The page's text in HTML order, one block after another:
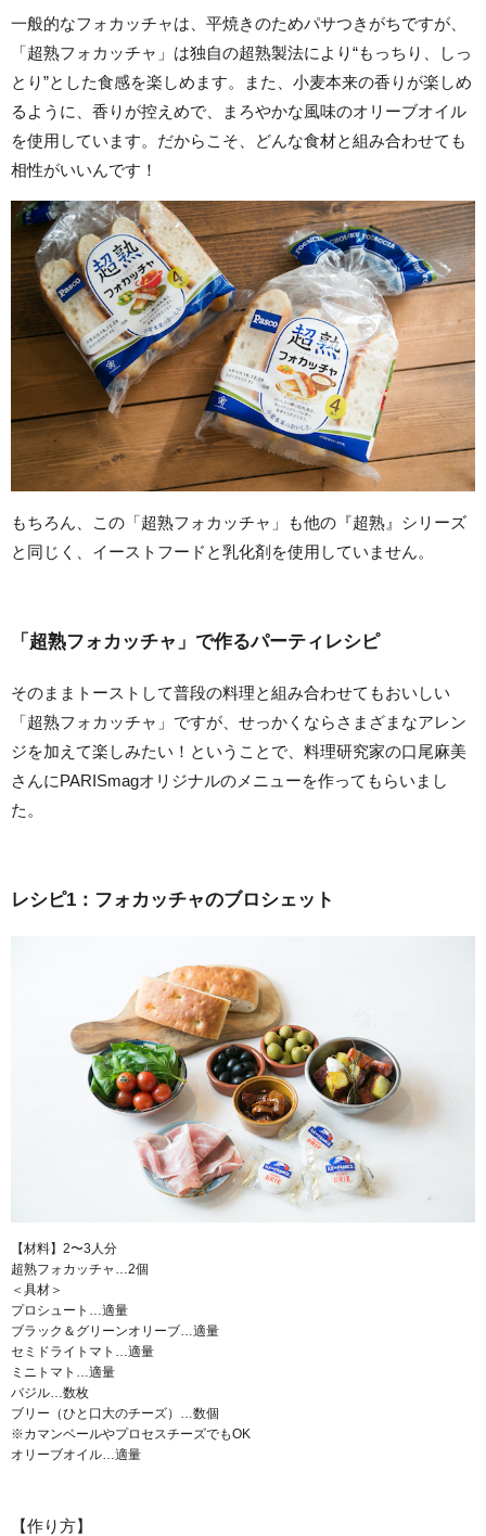
一般的なフォカッチャは、平焼きのためパサつきがちですが、
「超熟フォカッチャ」は独自の超熟製法により“もっちり、しっ
とり”とした食感を楽しめます。また、小麦本来の香りが楽しめ
るように、香りが控えめで、まろやかな風味のオリーブオイル
を使用しています。だからこそ、どんな食材と組み合わせても
相性がいいんです！
もちろん、この「超熟フォカッチャ」も他の『超熟』シリーズ
と同じく、イーストフードと乳化剤を使用していません。
「超熟フォカッチャ」で作るパーティレシピ
そのままトーストして普段の料理と組み合わせてもおいしい
「超熟フォカッチャ」ですが、せっかくならさまざまなアレン
ジを加えて楽しみたい！ということで、料理研究家の口尾麻美
さんにPARISmagオリジナルのメニューを作ってもらいまし
た。
レシピ1：フォカッチャのブロシェット
【材料】2〜3人分
超熟フォカッチャ…2個
＜具材＞
プロシュート…適量
ブラック＆グリーンオリーブ…適量
セミドライトマト…適量
ミニトマト…適量
バジル…数枚
ブリー（ひと口大のチーズ）…数個
※カマンベールやプロセスチーズでもOK
オリーブオイル…適量
【作り方】